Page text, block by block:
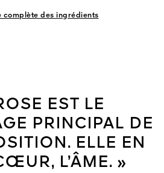
complète des ingrédients
EST LE
PRINCIPAL DE
ELLE EN
L’ÂME. »